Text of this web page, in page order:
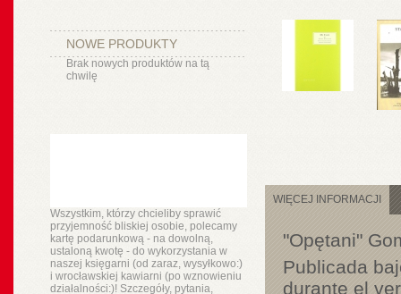
NOWE PRODUKTY
Brak nowych produktów na tą
chwilę
Wszystkim, którzy chcieliby sprawić
przyjemność bliskiej osobie, polecamy
kartę podarunkową - na dowolną,
ustaloną kwotę - do wykorzystania w
naszej księgarni (od zaraz, wysyłkowo:)
i wrocławskiej kawiarni (po wznowieniu
działalności:)! Szczegóły, pytania,
WIĘCEJ INFORMACJI
"Opętani"
Publicada
durante el